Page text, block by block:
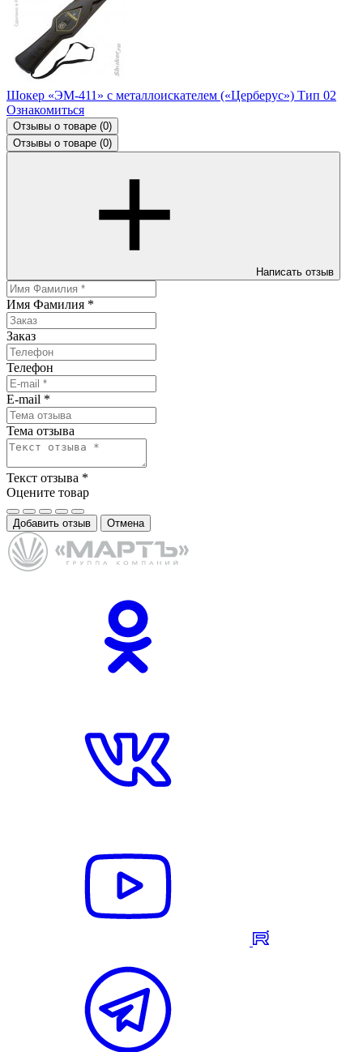
Шокер «ЭМ-411» с металлоискателем («Церберус») Тип 02
Ознакомиться
Отзывы о товаре (0)
Отзывы о товаре (0)
Написать отзыв
Имя Фамилия *
Заказ
Телефон
E-mail *
Тема отзыва
Текст отзыва *
Оцените товар
Добавить отзыв Отмена